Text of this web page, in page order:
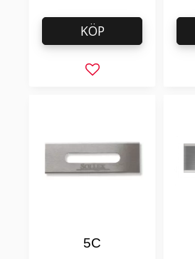
Lägg till i favoriter
KÖP
5C